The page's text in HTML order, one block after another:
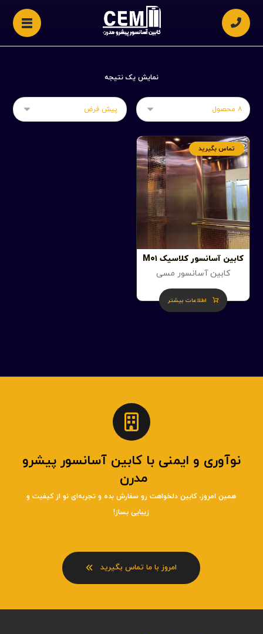
نمایش یک نتیجه
کابین آسانسور کلاسیک M۰۱
کابین آسانسور مسی
تماس بگیرید
اطلاعات بیشتر
نوآوری و ایمنی با کابین آسانسور پیشرو
مدرن
همین امروز، کابین دلخواهت رو سفارش بده و تجربه‌ای نو از کیفیت و
زیبایی بساز!
امروز با ما تماس بگیرید